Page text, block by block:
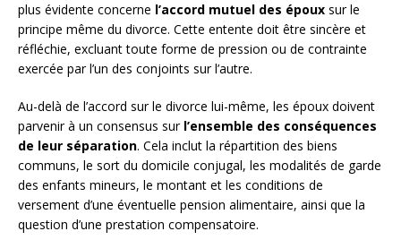
plus évidente concerne l’accord mutuel des époux sur le
principe même du divorce. Cette entente doit être sincère et
réfléchie, excluant toute forme de pression ou de contrainte
exercée par l’un des conjoints sur l’autre.
Au-delà de l’accord sur le divorce lui-même, les époux doivent
parvenir à un consensus sur l’ensemble des conséquences
de leur séparation. Cela inclut la répartition des biens
communs, le sort du domicile conjugal, les modalités de garde
des enfants mineurs, le montant et les conditions de
versement d’une éventuelle pension alimentaire, ainsi que la
question d’une prestation compensatoire.